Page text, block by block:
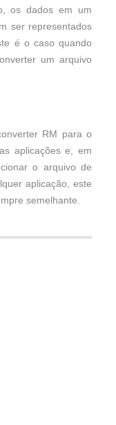
os dados em um
ser representados
é o caso quando
um arquivo
RM para o
aplicações e, em
o arquivo de
aplicação, este
semelhante.